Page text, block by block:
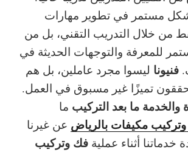
مستمر في تطوير مهارات
من خلال التدريب التقني، بل من
للمعرفة والتوجهات الحديثة في
فنيونا ليسوا مجرد عاملين، بل هم
تميزًا غير مسبوق في العمل.
والخدمة ما بعد التركيب ما
مكيفات بالرياض عن غيرنا
أثناء عملية فك وتركيب